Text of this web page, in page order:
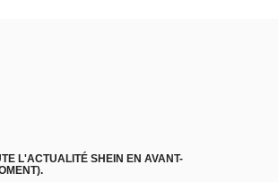
L'ACTUALITÉ SHEIN EN AVANT-